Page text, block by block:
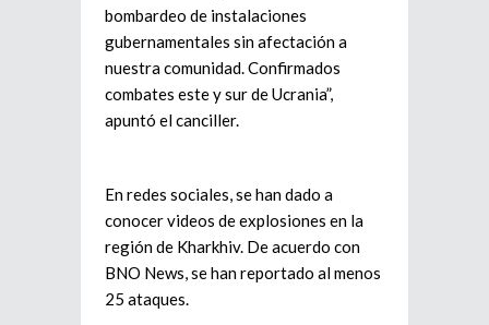
bombardeo de instalaciones
gubernamentales sin afectación a
nuestra comunidad. Confirmados
combates este y sur de Ucrania”,
apuntó el canciller.
En redes sociales, se han dado a
conocer videos de explosiones en la
región de Kharkhiv. De acuerdo con
BNO News, se han reportado al menos
25 ataques.